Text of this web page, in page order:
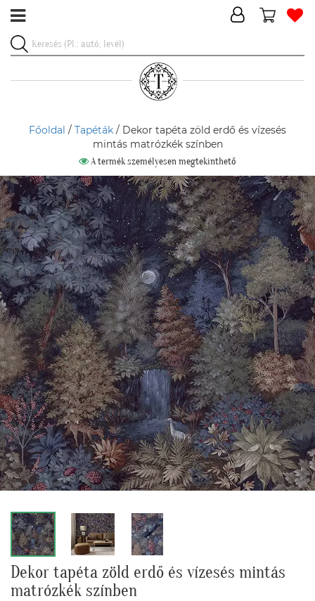
Főoldal / Tapéták / Dekor tapéta zöld erdő és vízesés
mintás matrózkék színben
A termék személyesen megtekinthető
Dekor tapéta zöld erdő és vízesés mintás
matrózkék színben